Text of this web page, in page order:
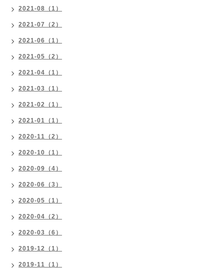
2021-08（1）
2021-07（2）
2021-06（1）
2021-05（2）
2021-04（1）
2021-03（1）
2021-02（1）
2021-01（1）
2020-11（2）
2020-10（1）
2020-09（4）
2020-06（3）
2020-05（1）
2020-04（2）
2020-03（6）
2019-12（1）
2019-11（1）